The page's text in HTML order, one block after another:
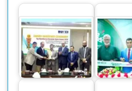
সর্বোচ্চ রেমিট্যান্স
গ্রহীতার স্বীকৃতি পেল
ইসলামী ব্যাংক